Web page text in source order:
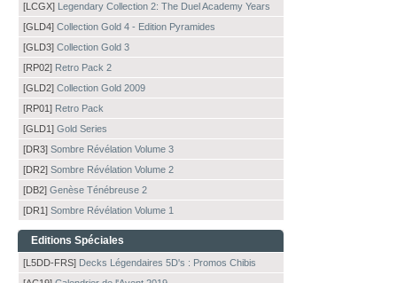
[LCGX] Legendary Collection 2: The Duel Academy Years
[GLD4] Collection Gold 4 - Edition Pyramides
[GLD3] Collection Gold 3
[RP02] Retro Pack 2
[GLD2] Collection Gold 2009
[RP01] Retro Pack
[GLD1] Gold Series
[DR3] Sombre Révélation Volume 3
[DR2] Sombre Révélation Volume 2
[DB2] Genèse Ténébreuse 2
[DR1] Sombre Révélation Volume 1
Editions Spéciales
[L5DD-FRS] Decks Légendaires 5D's : Promos Chibis